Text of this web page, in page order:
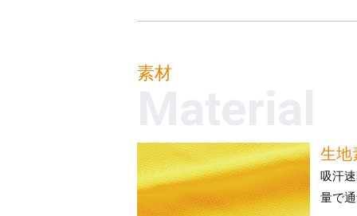
素材
生地
吸汗
量で